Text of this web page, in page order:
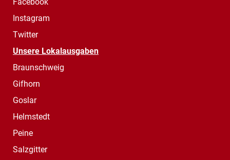
Instagram
Twitter
Unsere Lokalausgaben
Braunschweig
Gifhorn
Goslar
Helmstedt
Peine
Salzgitter